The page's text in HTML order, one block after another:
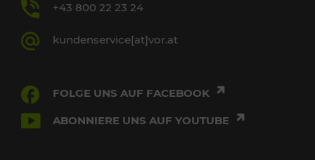
+43 800 22 23 24
kundenservice[at]vor.at
FOLGE UNS AUF FACEBOOK
ABONNIERE UNS AUF YOUTUBE